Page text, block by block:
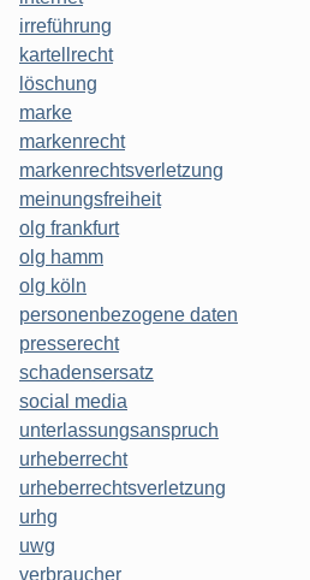
irreführung
kartellrecht
löschung
marke
markenrecht
markenrechtsverletzung
meinungsfreiheit
olg frankfurt
olg hamm
olg köln
personenbezogene daten
presserecht
schadensersatz
social media
unterlassungsanspruch
urheberrecht
urheberrechtsverletzung
urhg
uwg
verbraucher